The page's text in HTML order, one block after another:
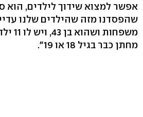
אפשר למצוא שידוך לילדים, הוא
שהפסדנו מזה שהילדים שלנו
מחתן כבר בגיל 18 או 19".